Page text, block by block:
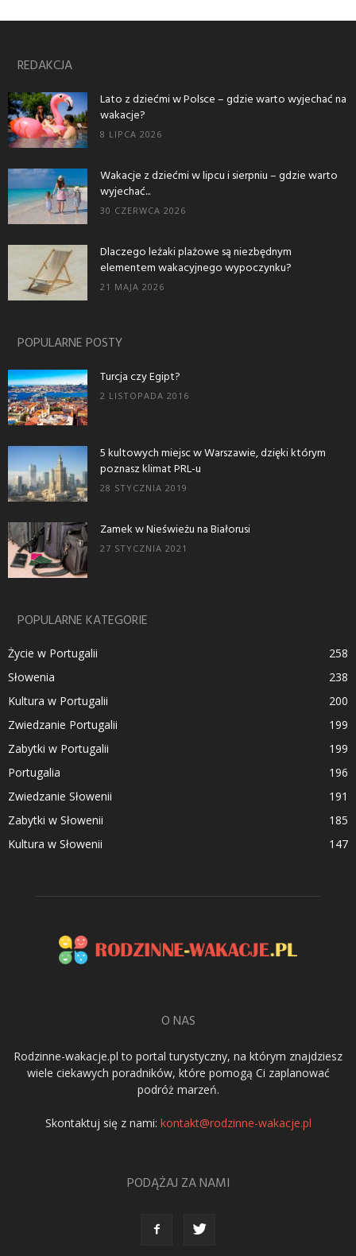
REDAKCJA
Lato z dziećmi w Polsce – gdzie warto wyjechać na
wakacje?
8 LIPCA 2026
Wakacje z dziećmi w lipcu i sierpniu – gdzie warto
wyjechać...
30 CZERWCA 2026
Dlaczego leżaki plażowe są niezbędnym
elementem wakacyjnego wypoczynku?
21 MAJA 2026
POPULARNE POSTY
Turcja czy Egipt?
2 LISTOPADA 2016
5 kultowych miejsc w Warszawie, dzięki którym
poznasz klimat PRL-u
28 STYCZNIA 2019
Zamek w Nieświeżu na Białorusi
27 STYCZNIA 2021
POPULARNE KATEGORIE
Życie w Portugalii
258
Słowenia
238
Kultura w Portugalii
200
Zwiedzanie Portugalii
199
Zabytki w Portugalii
199
Portugalia
196
Zwiedzanie Słowenii
191
Zabytki w Słowenii
185
Kultura w Słowenii
147
O NAS
Rodzinne-wakacje.pl to portal turystyczny, na którym znajdziesz
wiele ciekawych poradników, które pomogą Ci zaplanować
podróż marzeń.
Skontaktuj się z nami: kontakt@rodzinne-wakacje.pl
PODĄŻAJ ZA NAMI